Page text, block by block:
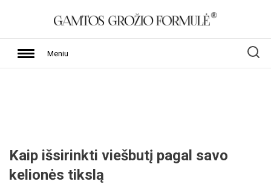
Meniu
Kaip išsirinkti viešbutį pagal savo
kelionės tikslą